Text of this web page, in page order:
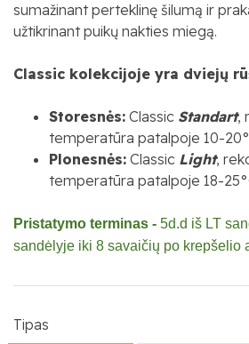
sumažinant perteklinę šilumą ir
užtikrinant puikų nakties miegą.
Classic kolekcijoje yra dviejų
Storesnės: Classic Standart,
temperatūra patalpoje 10-20
Plonesnės: Classic Light,
temperatūra patalpoje 18-25
Pristatymo terminas - 5d.d iš LT
sandėlyje iki 8 savaičių po krepšelio
Tipas